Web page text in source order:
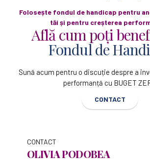
Folosește fondul de handicap pentru
tăi și pentru creșterea
Află cum poți
Fondul de
Sună acum pentru o discuție despre a
performanță cu BUGET
CONTACT
CONTACT
OLIVIA PODOBEA